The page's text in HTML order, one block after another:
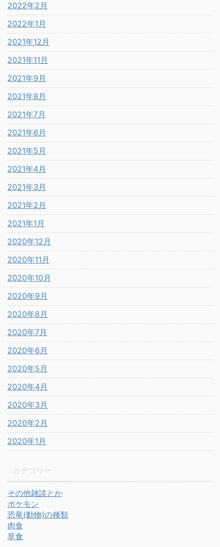
2022年2月
2022年1月
2021年12月
2021年11月
2021年9月
2021年8月
2021年7月
2021年6月
2021年5月
2021年4月
2021年3月
2021年2月
2021年1月
2020年12月
2020年11月
2020年10月
2020年9月
2020年8月
2020年7月
2020年6月
2020年5月
2020年4月
2020年3月
2020年2月
2020年1月
その他雑談とか
ポケモン
恐竜(動物)の種類
肉食
草食